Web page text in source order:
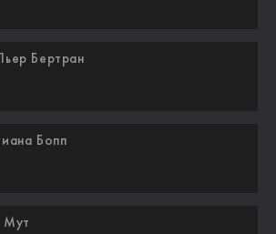
Бертран
Бопп
Мут